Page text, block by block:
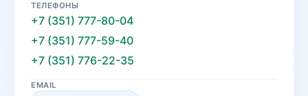
ТЕЛЕФОНЫ
+7 (351) 777-80-04
+7 (351) 777-59-40
+7 (351) 776-22-35
EMAIL